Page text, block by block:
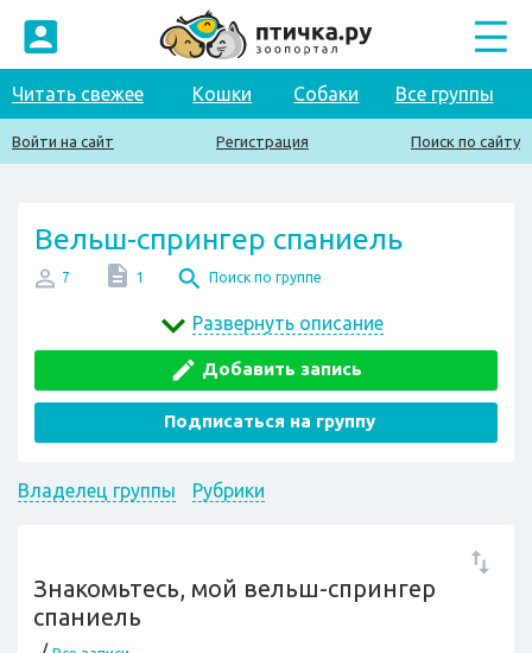
Читать свежее Кошки Собаки Все группы
Войти на сайт Регистрация Поиск по сайту
Вельш-спрингер спаниель
7 1 Поиск по группе
Развернуть описание
Добавить запись
Подписаться на группу
Владелец группы Рубрики
Знакомьтесь, мой вельш-спрингер
спаниель